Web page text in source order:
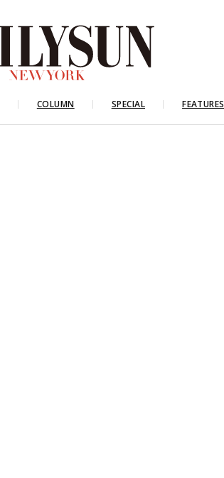
COLUMN SPECIAL FEATURES